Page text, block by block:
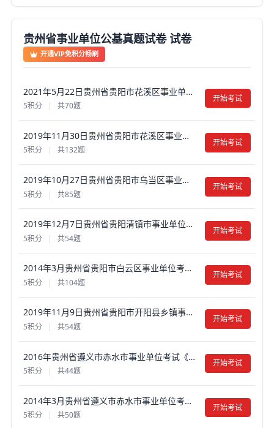
贵州省事业单位公基真题试卷 试卷
开通VIP免积分畅刷
2021年5月22日贵州省贵阳市花溪区事业单位招聘考试《公共基础知识》真题试卷及答案【含解析】
5积分 | 共70题
开始考试
2019年11月30日贵州省贵阳市花溪区事业单位考试《公共基础知识》真题试卷及答案【含解析】
5积分 共132题
开始考试
2019年10月27日贵州省贵阳市乌当区事业单位招聘考试真题试卷及答案【含解析】
5积分 | 共85题
开始考试
2019年12月7日贵州省贵阳清镇市事业单位考试《综合知识与测试》真题试卷及答案【含解析】
5积分 | 共54题
开始考试
2014年3月贵州省贵阳市白云区事业单位考试《公共基础知识》真题试卷及答案【含解析】
5积分 | 共104题
开始考试
2019年11月9日贵州省贵阳市开阳县乡镇事业单位招聘考试《公共基础知识》（B卷）真题试卷及答案【含解析】
5积分 | 共54题
开始考试
2016年贵州省遵义市赤水市事业单位考试《公共基础知识》真题试卷及答案【含解析】
5积分 | 共44题
开始考试
2014年3月贵州省遵义市赤水市事业单位考试《公共基础知识》真题试卷及答案【含解析】
5积分 | 共50题
开始考试